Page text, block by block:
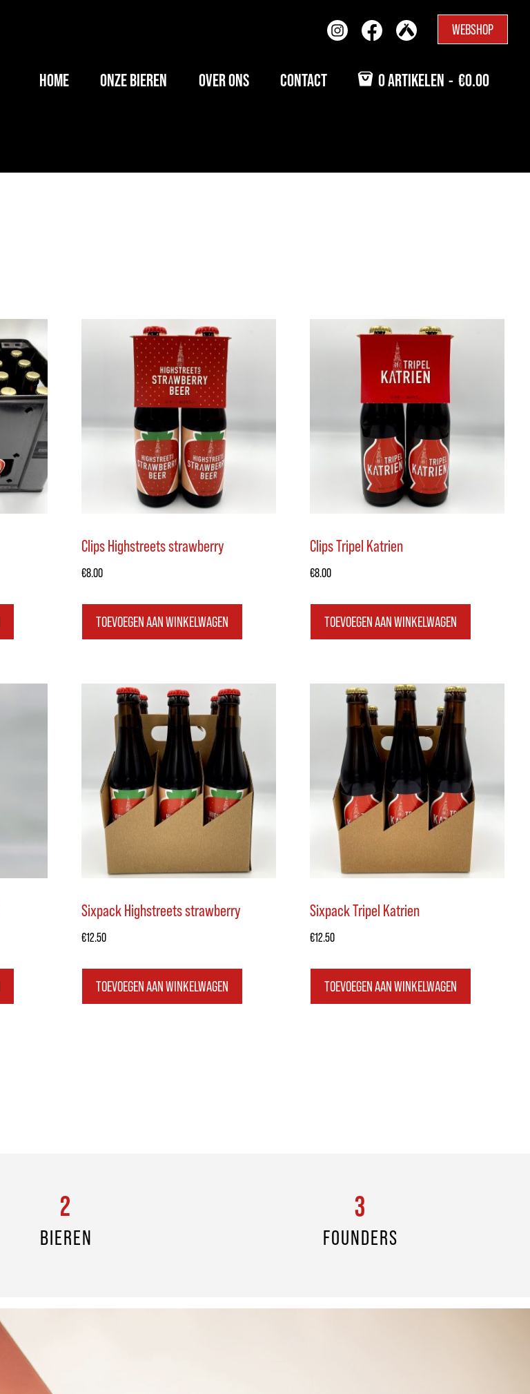
WEBSHOP
Skip naar content
HOME ONZE BIEREN OVER ONS CONTACT 0 ARTIKELEN €0.00
Clips Highstreets strawberry
€8.00
TOEVOEGEN AAN WINKELWAGEN
Clips Tripel Katrien
€8.00
TOEVOEGEN AAN WINKELWAGEN
Sixpack Highstreets strawberry
€12.50
TOEVOEGEN AAN WINKELWAGEN
Sixpack Tripel Katrien
€12.50
TOEVOEGEN AAN WINKELWAGEN
2
BIEREN
3
FOUNDERS